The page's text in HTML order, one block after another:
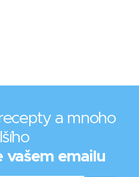
a mnoho
vašem emailu